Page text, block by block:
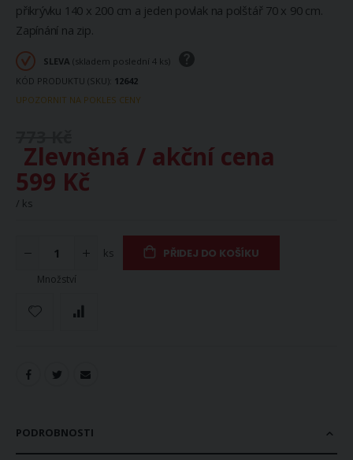
přikrývku 140 x 200 cm a jeden povlak na polštář 70 x 90 cm.
Zapínání na zip.
SLEVA (skladem poslední 4 ks)
KÓD PRODUKTU (SKU) 12642
UPOZORNIT NA POKLES CENY
Zlevněná / akční cena
599 Kč
/ ks
Množství
ks PŘIDEJ DO KOŠÍKU
PODROBNOSTI